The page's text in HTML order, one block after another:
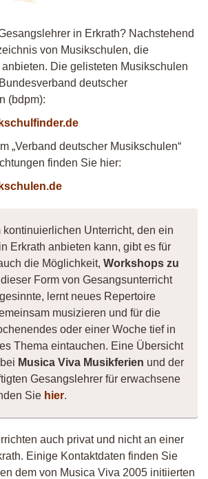
in Erkrath? Nachstehend
von Musikschulen, die
Die gelisteten Musikschulen
deutscher
(bdpm):
„Verband deutscher Musikschulen“
finden Sie hier:
kontinuierlichen Unterricht, den ein
Erkrath anbieten kann, gibt es für
die Möglichkeit, Workshops zu
Form von Gesangsunterricht
lernt neues Repertoire
musizieren und für die
oder einer Woche tief in
Thema eintauchen. Eine Übersicht
Musica Viva Musikferien und der
Gesangslehrer für erwachsene
Sie hier.
auch privat und nicht an einer
Einige Kontaktdaten finden Sie
dem von Musica Viva 2005 initiierten